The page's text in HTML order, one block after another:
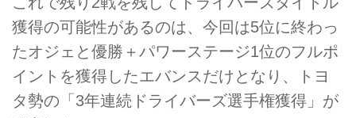
獲得の可能性があるのは、今回は5位に終わっ
たオジェと優勝＋パワーステージ1位のフルポ
イントを獲得したエバンスだけとなり、トヨ
タ勢の「3年連続ドライバーズ選手権獲得」が